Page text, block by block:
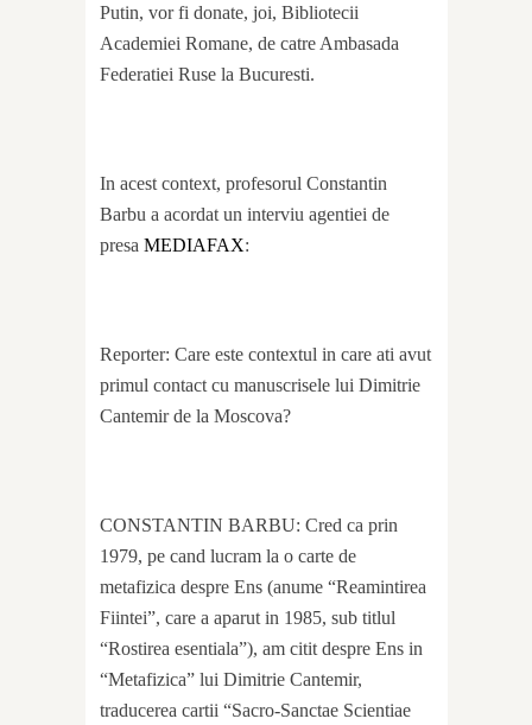
Putin, vor fi donate, joi, Bibliotecii
Academiei Romane, de catre Ambasada
Federatiei Ruse la Bucuresti.
In acest context, profesorul Constantin
Barbu a acordat un interviu agentiei de
presa MEDIAFAX:
Reporter: Care este contextul in care ati avut
primul contact cu manuscrisele lui Dimitrie
Cantemir de la Moscova?
CONSTANTIN BARBU: Cred ca prin
1979, pe cand lucram la o carte de
metafizica despre Ens (anume “Reamintirea
Fiintei”, care a aparut in 1985, sub titlul
“Rostirea esentiala”), am citit despre Ens in
“Metafizica” lui Dimitrie Cantemir,
traducerea cartii “Sacro-Sanctae Scientiae